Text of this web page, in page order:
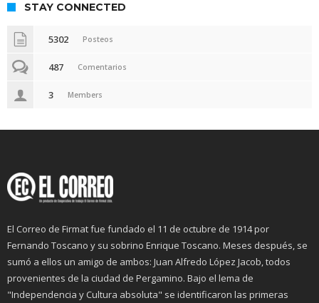
STAY CONNECTED
5302 Posteos
487 Comentarios
3 Members
El Correo de Firmat fue fundado el 11 de octubre de 1914 por
Fernando Toscano y su sobrino Enrique Toscano. Meses después, se
sumó a ellos un amigo de ambos: Juan Alfredo López Jacob, todos
provenientes de la ciudad de Pergamino. Bajo el lema de
"Independencia y Cultura absoluta" se identificaron las primeras